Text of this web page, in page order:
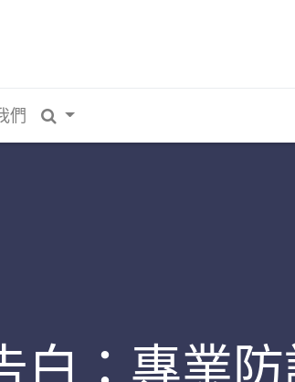
們
白：專業